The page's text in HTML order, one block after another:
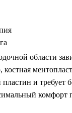
области
и
комфорт